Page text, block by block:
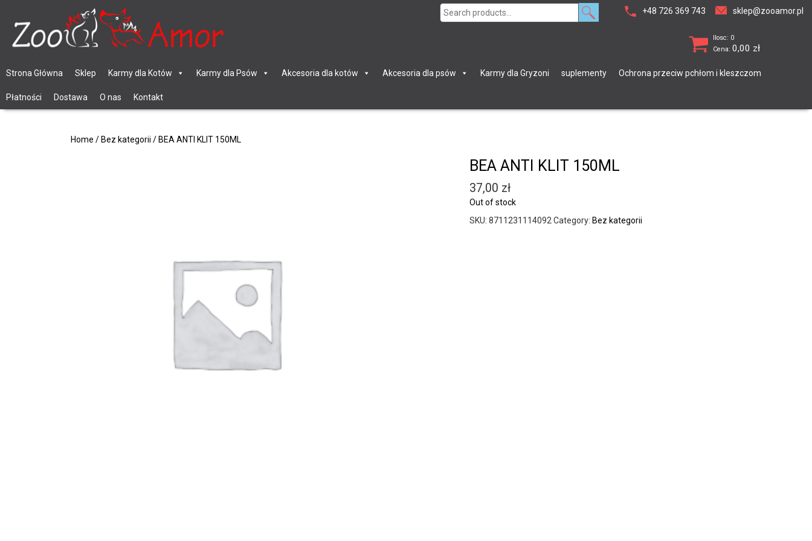
+48 726 369 743 sklep@zooamor.pl
Search
Ilosc: 0
Cena: 0,00 zł
Strona Główna Sklep Karmy dla Kotów Karmy dla Psów Akcesoria dla kotów Akcesoria dla psów Karmy dla Gryzoni suplementy Ochrona przeciw pchłom i kleszczom
Płatności Dostawa O nas Kontakt
Home / Bez kategorii / BEA ANTI KLIT 150ML
BEA ANTI KLIT 150ML
37,00 zł
Out of stock
SKU: 8711231114092 Category: Bez kategorii